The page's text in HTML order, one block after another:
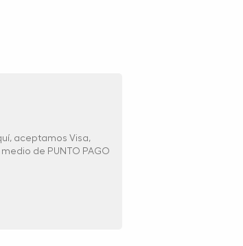
aceptamos Visa,
de PUNTO PAGO